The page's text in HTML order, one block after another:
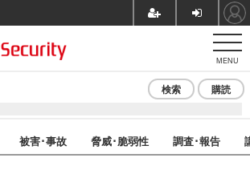
MENU
検索 購読
被害･事故 脅威･脆弱性 調査･報告